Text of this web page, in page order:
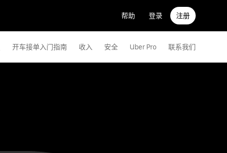
帮助 登录 注册
开车接单入门指南 收入 安全 Uber Pro 联系我们